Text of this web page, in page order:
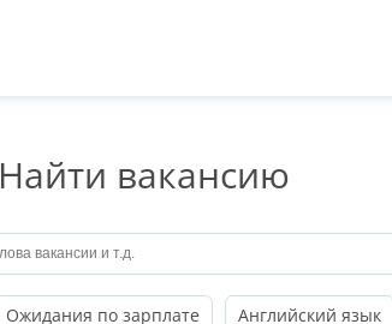
Найти вакансию
Ожидания по зарплате Английский язык